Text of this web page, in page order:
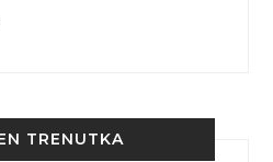
TRENUTKA